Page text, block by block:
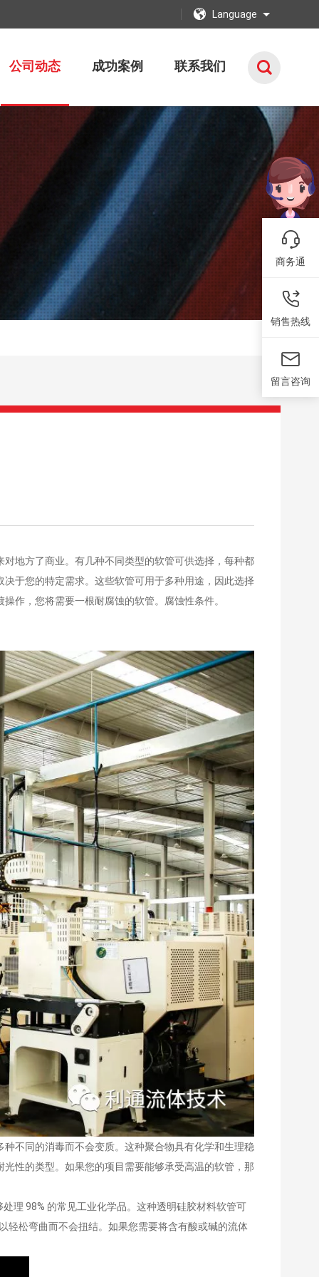
Language
公司动态 成功案例 联系我们
地方了商业。有几种不同类型的软管可供选择，每种都
于您的特定需求。这些软管可用于多种用途，因此选择
作，您将需要一根耐腐蚀的软管。腐蚀性条件。
不同的消毒而不会变质。这种聚合物具有化学和生理稳
性的类型。如果您的项目需要能够承受高温的软管，那
理 98% 的常见工业化学品。这种透明硅胶材料软管可
轻松弯曲而不会扭结。如果您需要将含有酸或碱的流体
商务通
销售热线
留言咨询